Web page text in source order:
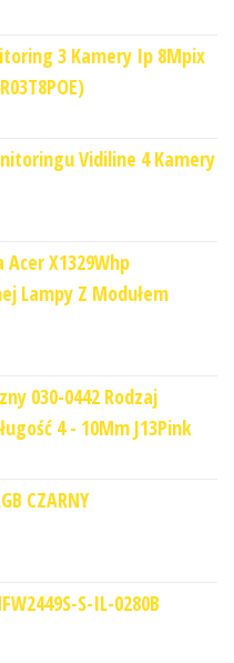
3 Kamery Ip 8Mpix
Vidiline 4 Kamery
X1329Whp
Lampy Z Modułem
030-0442 Rodzaj
4 - 10Mm J13Pink
CZARNY
S-IL-0280B